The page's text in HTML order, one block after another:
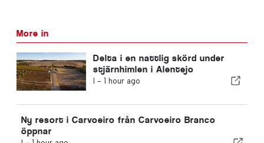
More in
Delta i en nattlig skörd under
stjärnhimlen i Alentejo
I - 1 hour ago
Ny resort i Carvoeiro från Carvoeiro Branco
öppnar